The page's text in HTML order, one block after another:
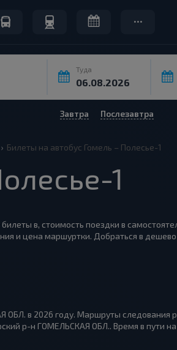
Туда
Завтра Послезавтра
Билеты на автобус Гомель – Полесье-1
1
в, стоимость поездки в
и цена маршуртки. Добраться в дешево
в 2026 году. Маршруты следования
р-н ГОМЕЛЬСКАЯ ОБЛ.. Время в пути на